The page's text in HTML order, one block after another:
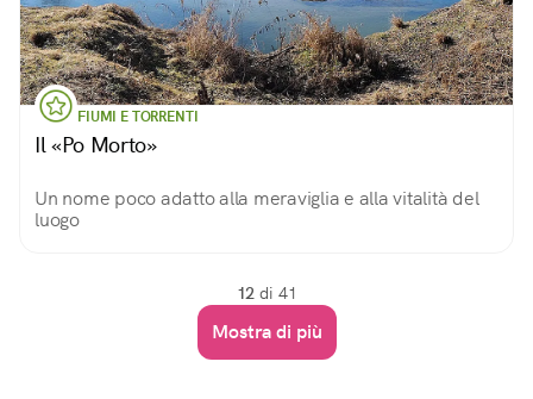
FIUMI E TORRENTI
Il «Po Morto»
Un nome poco adatto alla meraviglia e alla vitalità del
luogo
12 di 41
Mostra di più